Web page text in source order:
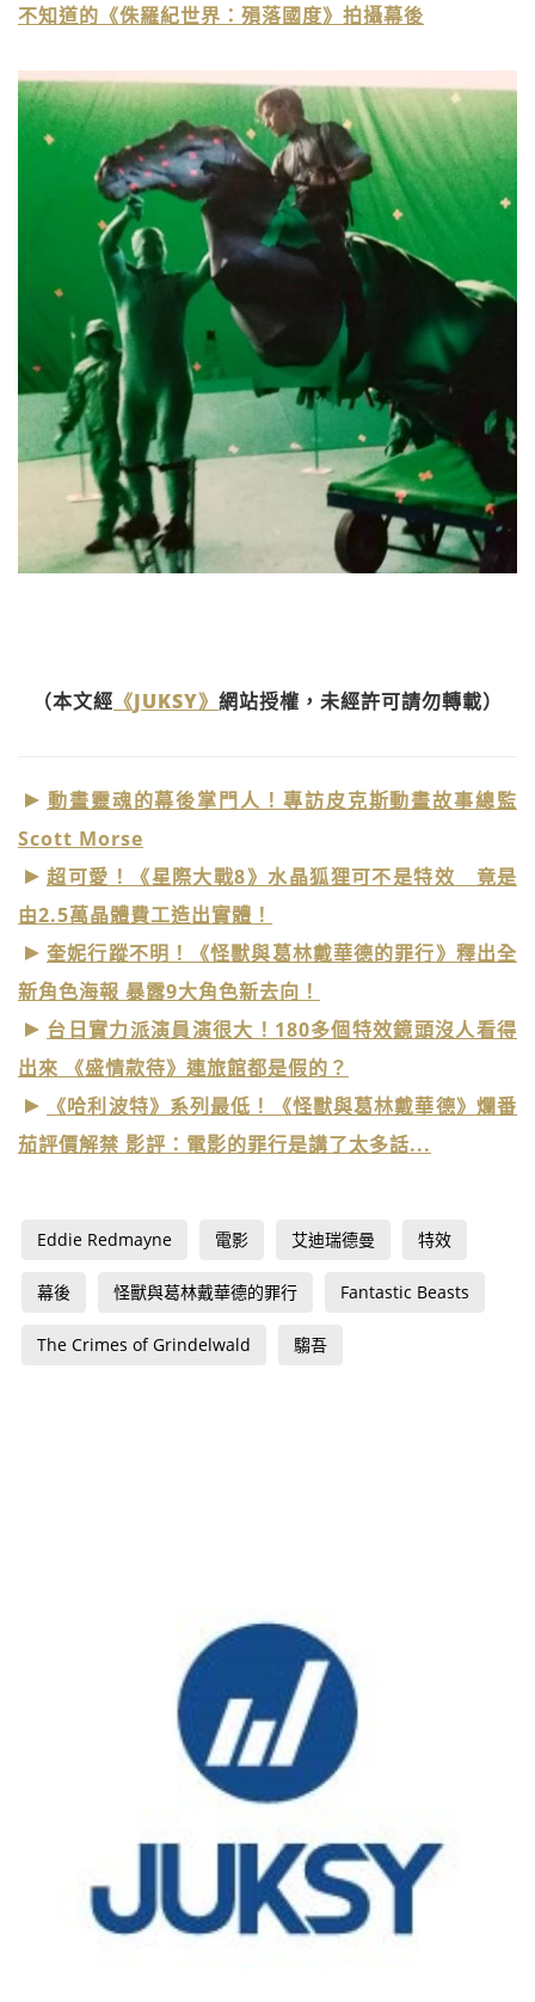
不知道的《侏羅紀世界：殞落國度》拍攝幕後
（本文經 《JUKSY》 網站授權，未經許可請勿轉載）
動畫靈魂的幕後掌門人！專訪皮克斯動畫故事總監
Scott Morse
超可愛！《星際大戰8》水晶狐狸可不是特效 竟是
由2.5萬晶體費工造出實體！
奎妮行蹤不明！《怪獸與葛林戴華德的罪行》釋出全
新角色海報 暴露9大角色新去向！
台日實力派演員演很大！180多個特效鏡頭沒人看得
出來 《盛情款待》連旅館都是假的？
《哈利波特》系列最低！《怪獸與葛林戴華德》爛番
茄評價解禁 影評：電影的罪行是講了太多話...
Eddie Redmayne 電影 艾迪瑞德曼 特效
幕後 怪獸與葛林戴華德的罪行 Fantastic Beasts
The Crimes of Grindelwald 騶吾